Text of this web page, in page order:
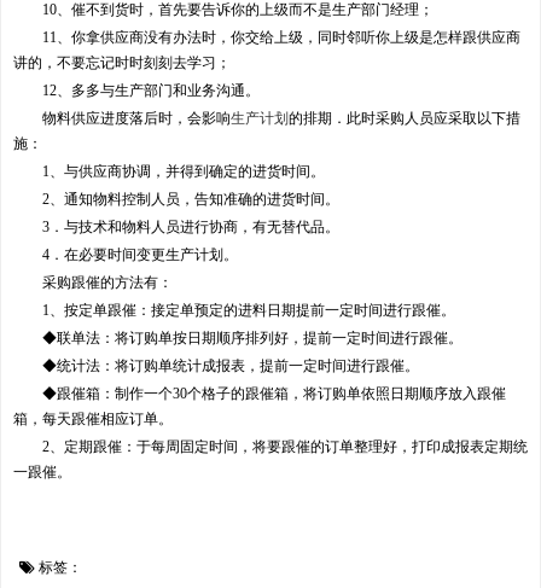
10、催不到货时，首先要告诉你的上级而不是生产部门经理；
11、你拿供应商没有办法时，你交给上级，同时邻听你上级是怎样跟供应商
讲的，不要忘记时时刻刻去学习；
12、多多与生产部门和业务沟通。
物料供应进度落后时，会影响生产计划 的排期．此时采购人员应采取以下措
施：
1、与供应商协调，并得到确定的进货时间。
2、通知物料控制人员，告知准确的进货时间。
3．与技术和物料人员进行协商，有无替代品。
4．在必要时间变更生产计划。
采购跟催的方法有：
1、按定单跟催：接定单预定的进料日期提前一定时间进行跟催。
◆联单法：将订购单按日期顺序排列好，提前一定时间进行跟催。
◆统计法：将订购单统计成报表，提前一定时间进行跟催。
◆跟催箱：制作一个30个格子的跟催箱，将订购单依照日期顺序放入跟催
箱，每天跟催相应订单。
2、定期跟催：于每周固定时间，将要跟催的订单整理好，打印成报表定期统
一跟催。
标签：